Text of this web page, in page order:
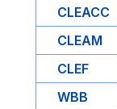
CLEACC
CLEAM
CLEF
WBB